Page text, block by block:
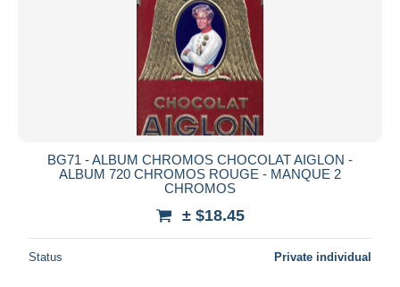
BG71 - ALBUM CHROMOS CHOCOLAT AIGLON -
ALBUM 720 CHROMOS ROUGE - MANQUE 2
CHROMOS
± $18.45
Status Private individual